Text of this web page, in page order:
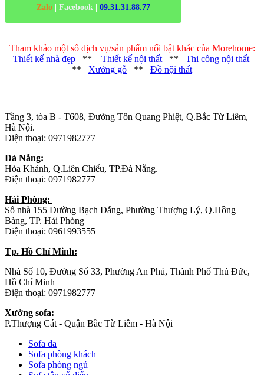
Zalo| Facebook| 09.31.31.88.77
Tham khảo một số dịch vụ/sản phẩm nổi bật khác của Morehome:
Thiết kế nhà đẹp** Thiết kế nội thất** Thi công nội thất
** Xưởng gỗ ** Đồ nội thất
Tầng 3, tòa B - T608, Đường Tôn Quang Phiệt, Q.Bắc Từ Liêm,
Hà Nội.
Điện thoại: 0971982777
Đà Nẵng:
Hòa Khánh, Q.Liên Chiểu, TP.Đà Nẵng.
Điện thoại: 0971982777
Hải Phòng:
Số nhà 155 Đường Bạch Đằng, Phường Thượng Lý, Q.Hồng
Bàng, TP. Hải Phòng
Điện thoại: 0961993555
Tp. Hồ Chí Minh:
Nhà Số 10, Đường Số 33, Phường An Phú, Thành Phố Thủ Đức,
Hồ Chí Minh
Điện thoại: 0971982777
Xưởng sofa:
P.Thượng Cát - Quận Bắc Từ Liêm - Hà Nội
Sofa da
Sofa phòng khách
Sofa phòng ngủ